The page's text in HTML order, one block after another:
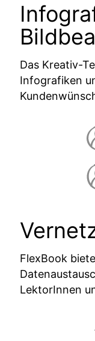
Das Kreativ-
Infografiken
FlexBook
LektorInnen